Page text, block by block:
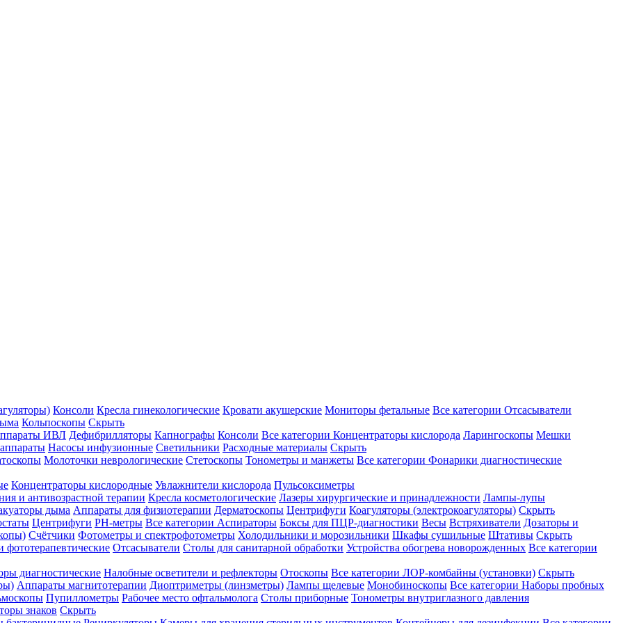
Консоли Кресла гинекологические Кровати акушерские Мониторы фетальные Все категории Отсасыватели
Кольпоскопы Скрыть
ИВЛ Дефибрилляторы Капнографы Консоли Все категории Концентраторы кислорода Ларингоскопы Мешки
Насосы инфузионные Светильники Расходные материалы Скрыть
Молоточки неврологические Стетоскопы Тонометры и манжеты Все категории Фонарики диагностические
Концентраторы кислородные Увлажнители кислорода Пульсоксиметры
и антивозрастной терапии Кресла косметологические Лазеры хирургические и принадлежности Лампы-лупы
дыма Аппараты для физиотерапии Дерматоскопы Центрифуги Коагуляторы (электрокоагуляторы) Скрыть
Центрифуги PH-метры Все категории Аспираторы Боксы для ПЦР-диагностики Весы Встряхиватели Дозаторы и
Счётчики Фотометры и спектрофотометры Холодильники и морозильники Шкафы сушильные Штативы Скрыть
фототерапевтические Отсасыватели Столы для санитарной обработки Устройства обогрева новорожденных Все категории
диагностические Налобные осветители и рефлекторы Отоскопы Все категории ЛОР-комбайны (установки) Скрыть
Аппараты магнитотерапии Диоптриметры (линзметры) Лампы щелевые Монобиноскопы Все категории Наборы пробных
Пупиллометры Рабочее место офтальмолога Столы приборные Тонометры внутриглазного давления
знаков Скрыть